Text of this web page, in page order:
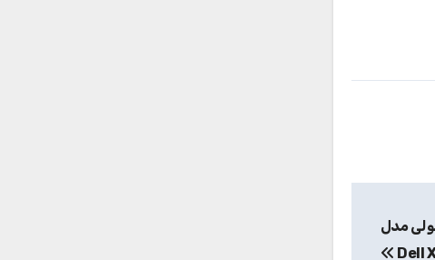
و قیمت خرید باتری لپ تاپ 6 سلولی مدل